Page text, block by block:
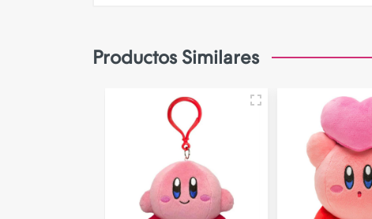
Iluminacion
PERSONALIZA TU FUNDA!
Productos Similares